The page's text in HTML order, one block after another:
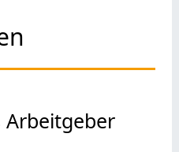
Arbeitgeber